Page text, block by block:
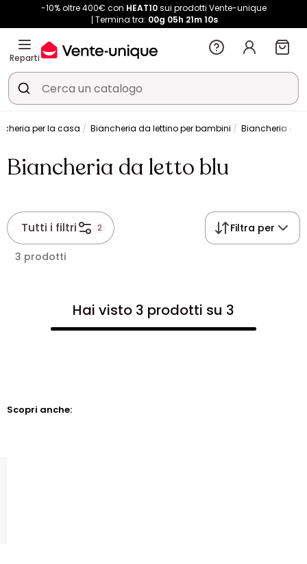
-10% oltre 400€ con HEAT10sui prodotti Vente-unique
Termina tra: 00g 05h 21m10s
Reparti
per la casa Biancheria da lettino per bambini Biancheria da
Biancheria da letto blu
Tutti i filtri 2 Filtra per
3 prodotti
Hai visto 3 prodotti su 3
Scopri anche: